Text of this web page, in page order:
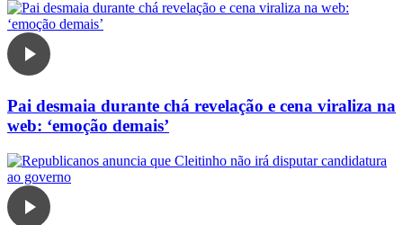
Pai desmaia durante chá revelação e cena viraliza na
web: ‘emoção demais’